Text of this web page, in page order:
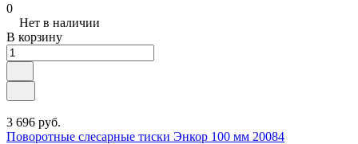
0
Нет в наличии
В корзину
3 696 руб.
Поворотные слесарные тиски Энкор 100 мм 20084